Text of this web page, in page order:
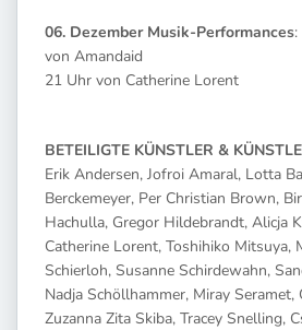
06. Dezember Musik-Performances
von Amandaid
21 Uhr von Catherine Lorent
BETEILIGTE KÜNSTLER &
Erik Andersen, Jofroi Amaral, Lotta
Berckemeyer, Per Christian Brown,
Hachulla, Gregor Hildebrandt, Alicja
Catherine Lorent, Toshihiko Mitsuya,
Schierloh, Susanne Schirdewahn,
Nadja Schöllhammer, Miray Seramet,
Zuzanna Zita Skiba, Tracey Snelling,